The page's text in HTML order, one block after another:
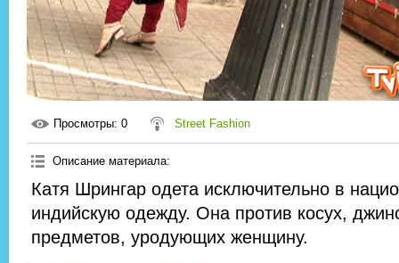
Просмотры: 0 Street Fashion
Описание материала:
Катя Шрингар одета исключительно в
индийскую одежду. Она против косух,
предметов, уродующих женщину.